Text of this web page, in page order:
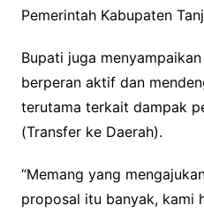
Pemerintah Kabupaten
Bupati juga
berperan aktif dan
terutama terkait dampak
(Transfer ke Daerah).
“Memang yang
proposal itu banyak, kami